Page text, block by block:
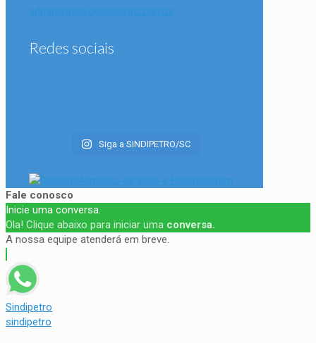
administrativo@scpetro.com.br
Redes sociais
Siga a SINDIPETRO/SC
Fale conosco
Inicie uma conversa.
Ola! Clique abaixo para iniciar uma conversa.
A nossa equipe atenderá em breve.
Sindipetro
sindipetro